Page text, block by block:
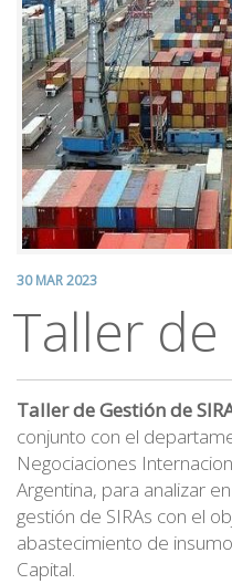
30 MAR 2023
Taller de
Taller de Gestión de
conjunto con el
Negociaciones
Argentina, para analizar
gestión de SIRAs con el
abastecimiento de
Capital.